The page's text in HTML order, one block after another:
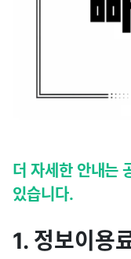
더 자세한 안내는
있습니다.
1. 정보이용